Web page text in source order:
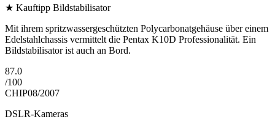
★ Kauftipp Bildstabilisator
Mit ihrem spritzwassergeschützten Polycarbonatgehäuse über einem
Edelstahlchassis vermittelt die Pentax K10D Professionalität. Ein
Bildstabilisator ist auch an Bord.
87.0
/100
CHIP08/2007
DSLR-Kameras